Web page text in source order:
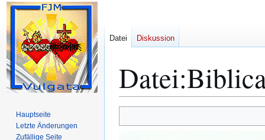
Datei:
Navigation
Suche
Datei Diskussion
Hauptseite
Letzte Änderungen
Zufällige Seite